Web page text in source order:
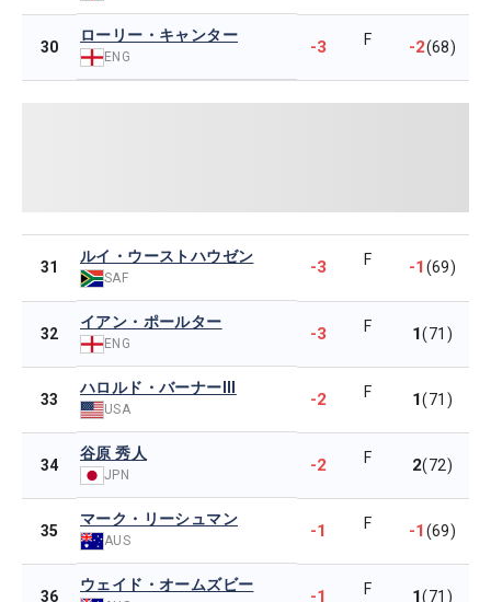
30
ローリー・キャンター
ENG -3 F -2(68)
31
ルイ・ウーストハウゼン
SAF
-3 F -1(69)
32
イアン・ポールター
ENG -3 F 1(71)
33
ハロルド・バーナーIII
USA -2 F 1(71)
34
谷原 秀人
JPN -2 F 2(72)
35
マーク・リーシュマン
AUS -1 F -1(69)
36
ウェイド・オームズビー
-1 F 1(71)